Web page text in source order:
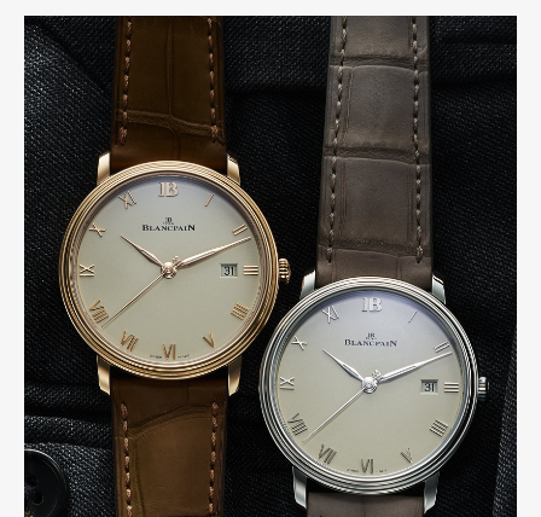
ProductCulture Lifestyle
Pen Membership
Magazine
Official Columnist
About
Contact
Pen Meet
Pen international Pen tw